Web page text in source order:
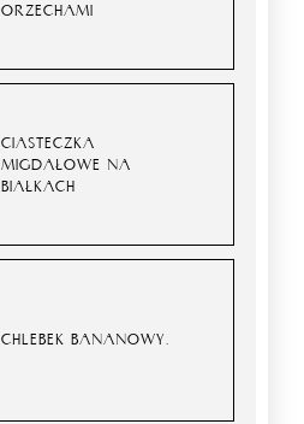
ORZECHAMI
CIASTECZKA
MIGDAŁOWE NA
BIAŁKACH
CHLEBEK BANANOWY.